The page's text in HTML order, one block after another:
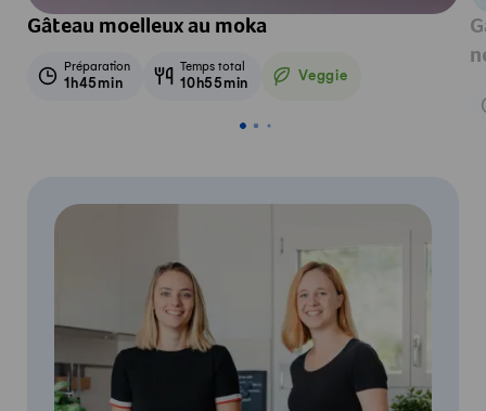
Gâteau moelleux au moka
Préparation
1h45min
Temps total
10h55min Veggie
Veggie